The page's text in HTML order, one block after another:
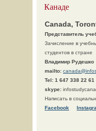
Канаде
Canada,
Представитель
Зачисление в
студентов в стране
Владимир Рудешко
mailto:
Tel: 1 647 338 22 61
skype:
Написать в
Facebook